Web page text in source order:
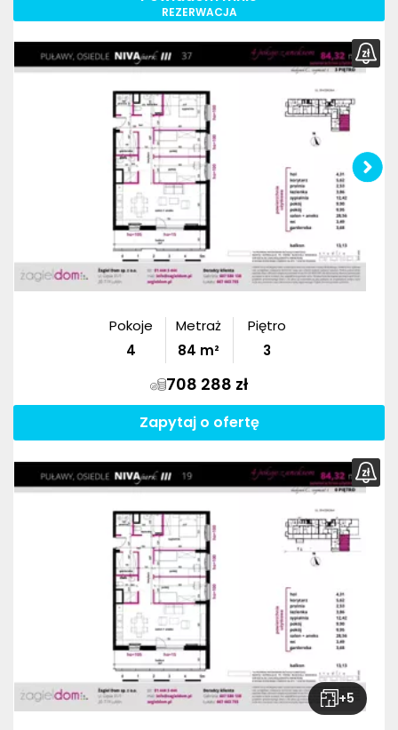
REZERWACJA
Pokoje
4
Metraż
84 m²
Piętro
3
708 288 zł
Zapytaj o ofertę
+5